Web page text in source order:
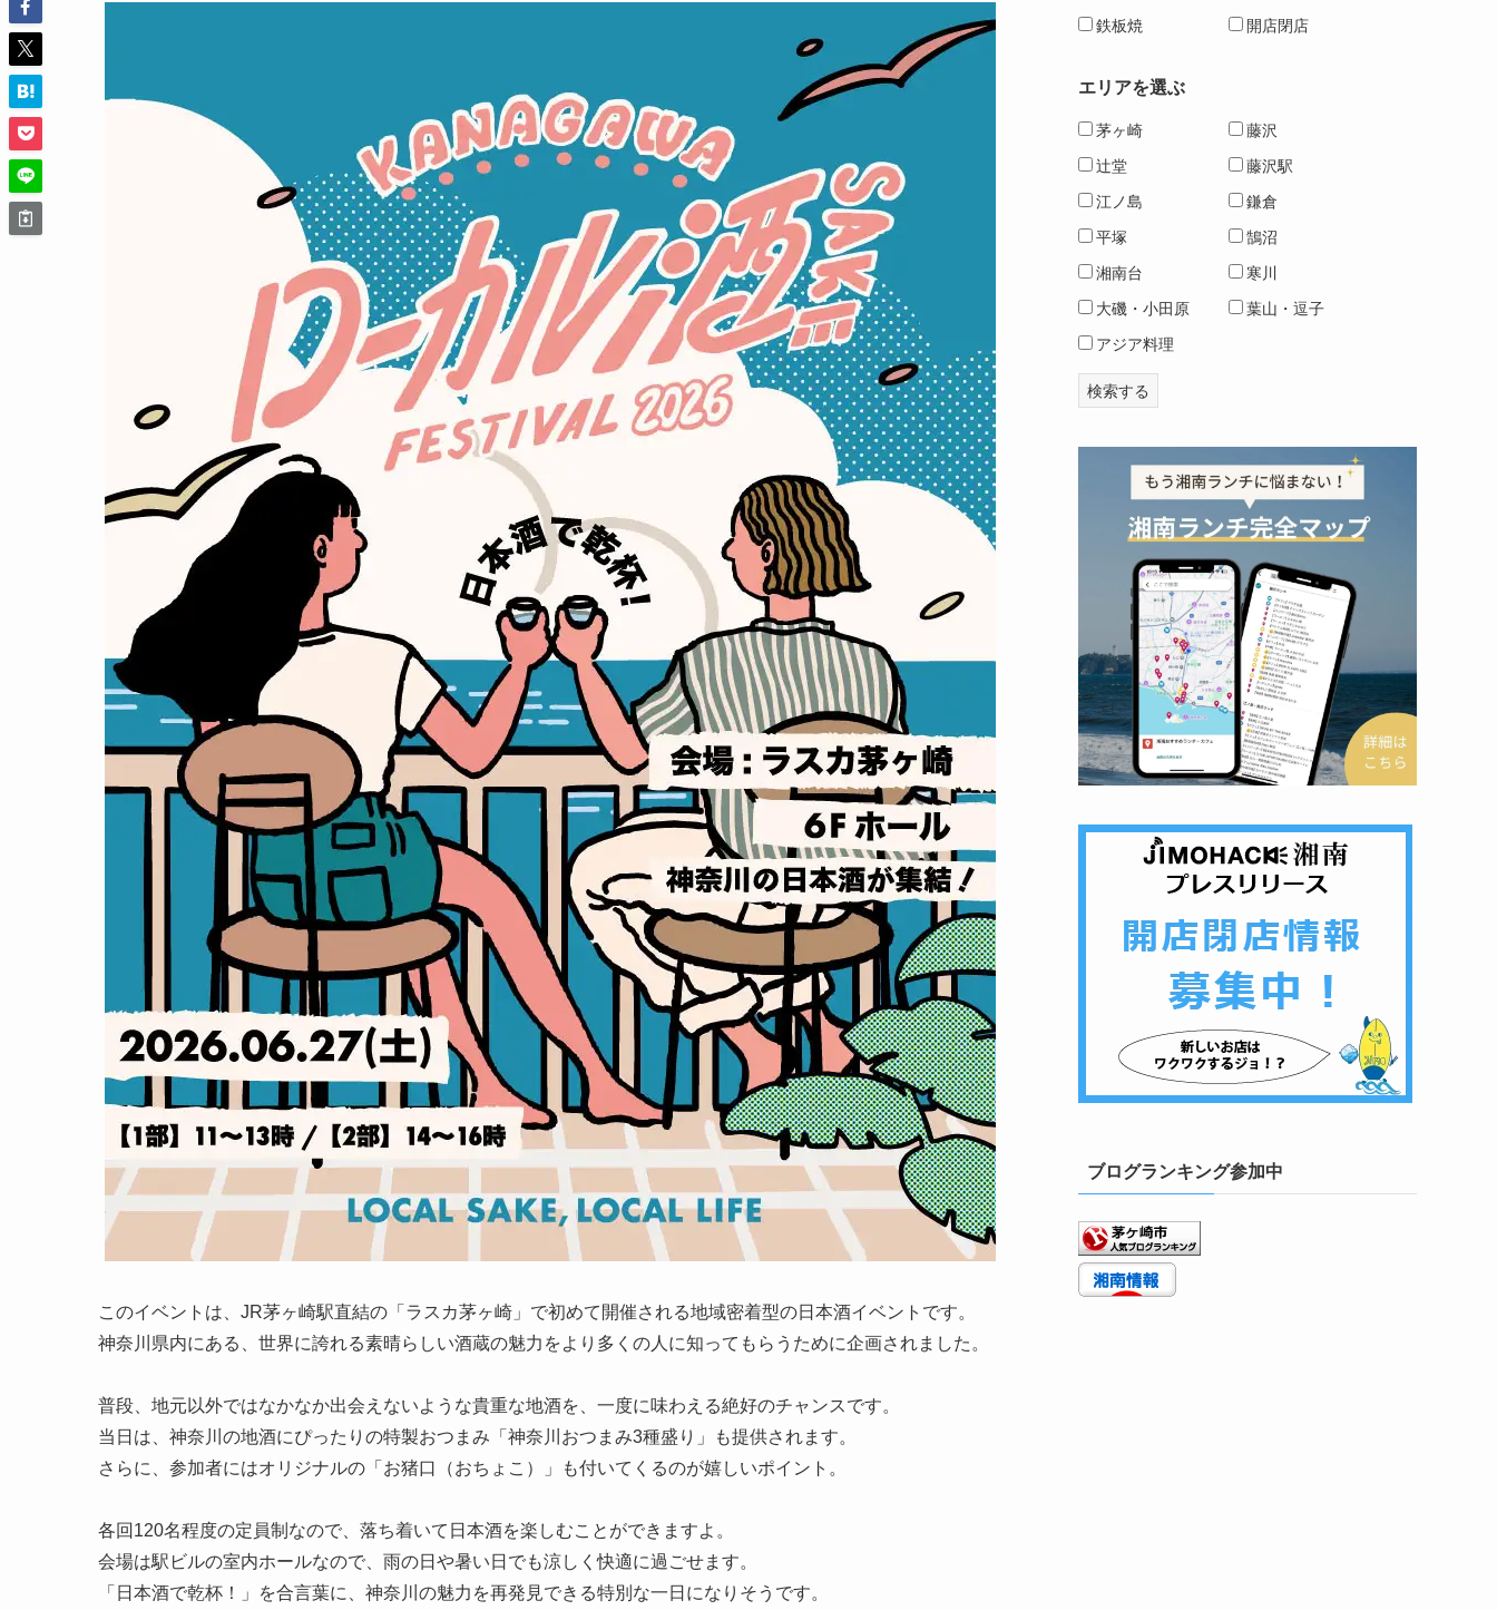
このイベントは、JR茅ヶ崎駅直結の「ラスカ茅ヶ崎」で初めて開催される地域密着型の日本酒イベントです。
神奈川県内にある、世界に誇れる素晴らしい酒蔵の魅力をより多くの人に知ってもらうために企画されました。
普段、地元以外ではなかなか出会えないような貴重な地酒を、一度に味わえる絶好のチャンスです。
当日は、神奈川の地酒にぴったりの特製おつまみ「神奈川おつまみ3種盛り」も提供されます。
さらに、参加者にはオリジナルの「お猪口（おちょこ）」も付いてくるのが嬉しいポイント。
各回120名程度の定員制なので、落ち着いて日本酒を楽しむことができますよ。
会場は駅ビルの室内ホールなので、雨の日や暑い日でも涼しく快適に過ごせます。
「日本酒で乾杯！」を合言葉に、神奈川の魅力を再発見できる特別な一日になりそうです。
鉄板焼
開店閉店
エリアを選ぶ
茅ヶ崎
藤沢
辻堂
藤沢駅
江ノ島
鎌倉
平塚
鵠沼
湘南台
寒川
大磯・小田原
葉山・逗子
アジア料理
ブログランキング参加中